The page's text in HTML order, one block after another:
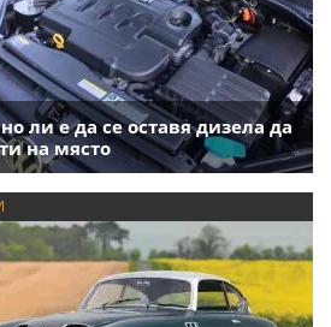
ли е да се оставя дизела да
на място